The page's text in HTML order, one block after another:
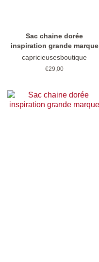
Sac chaine dorée
inspiration grande marque
capricieusesboutique
Prix
€29,00